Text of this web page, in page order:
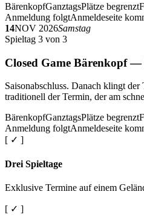
BärenkopfGanztagsPlätze begrenzt
Anmeldung folgtAnmeldeseite
14NOV 2026Samstag
Spieltag 3 von 3
Closed Game Bärenkopf —
Saisonabschluss. Danach klingt
traditionell der Termin, der am
BärenkopfGanztagsPlätze begrenzt
Anmeldung folgtAnmeldeseite
[ ✓ ]
Drei Spieltage
Exklusive Termine auf einem
[ ✓ ]